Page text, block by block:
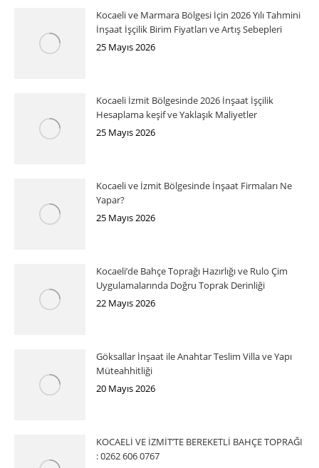
Kocaeli ve Marmara Bölgesi İçin 2026 Yılı Tahmini
İnşaat İşçilik Birim Fiyatları ve Artış Sebepleri
25 Mayıs 2026
Kocaeli İzmit Bölgesinde 2026 İnşaat İşçilik
Hesaplama keşif ve Yaklaşık Maliyetler
25 Mayıs 2026
Kocaeli ve İzmit Bölgesinde İnşaat Firmaları Ne
Yapar?
25 Mayıs 2026
Kocaeli’de Bahçe Toprağı Hazırlığı ve Rulo Çim
Uygulamalarında Doğru Toprak Derinliği
22 Mayıs 2026
Göksallar İnşaat ile Anahtar Teslim Villa ve Yapı
Müteahhitliği
20 Mayıs 2026
KOCAELİ VE İZMİT’TE BEREKETLİ BAHÇE TOPRAĞI
: 0262 606 0767